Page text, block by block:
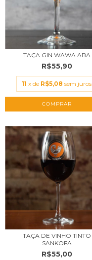
TAÇA GIN WAWA ABA
R$55,90
11 x de R$5,08 sem juros
TAÇA DE VINHO TINTO
SANKOFA
R$55,00